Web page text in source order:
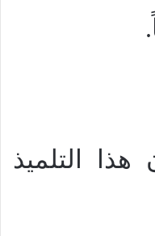
هذا التلميذ